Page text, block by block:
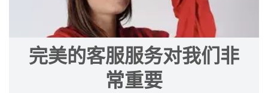
完美的客服服务对我们非
常重要